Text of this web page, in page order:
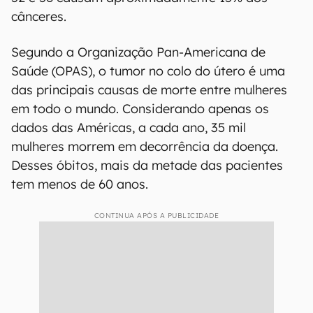
cânceres.
Segundo a Organização Pan-Americana de
Saúde (OPAS), o tumor no colo do útero é uma
das principais causas de morte entre mulheres
em todo o mundo. Considerando apenas os
dados das Américas, a cada ano, 35 mil
mulheres morrem em decorrência da doença.
Desses óbitos, mais da metade das pacientes
tem menos de 60 anos.
CONTINUA APÓS A PUBLICIDADE